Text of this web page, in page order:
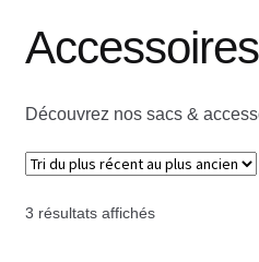
Contact
Découvrez nos sacs &
3 résultats affichés